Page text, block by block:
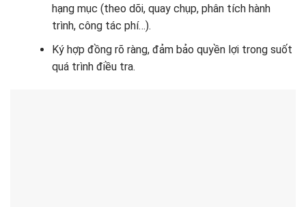
hạng mục (theo dõi, quay chụp, phân tích hành
trình, công tác phí…).
Ký hợp đồng rõ ràng, đảm bảo quyền lợi trong suốt
quá trình điều tra.